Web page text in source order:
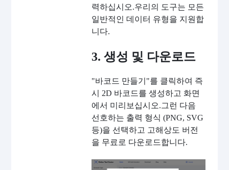
력하십시오.우리의 도구는 모든
일반적인 데이터 유형을 지원합
니다.
3. 생성 및 다운로드
"바코드 만들기"를 클릭하여 즉
시 2D 바코드를 생성하고 화면
에서 미리보십시오.그런 다음
선호하는 출력 형식 (PNG, SVG
등)을 선택하고 고해상도 버전
을 무료로 다운로드합니다.